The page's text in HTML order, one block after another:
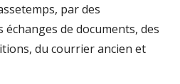
par des
de documents, des
du courrier ancien et